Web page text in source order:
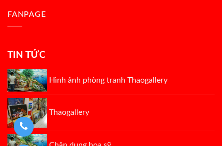
FANPAGE
TIN TỨC
Hình ảnh phòng tranh Thaogallery
Thaogallery